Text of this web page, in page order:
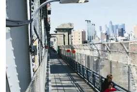
#路地裏てぃーん。 #MONTHLY
#GH 銘品の所以 #フイナムの
#Commune H #FOCUS IT
#ととけん #FASHION
#LIFESTYLE #SNEAKER
#SPORTS #HANDSOME